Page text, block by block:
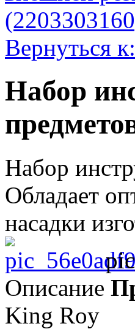
Вернуться
Набор
Набор
Обладает
насадки
Описание
King Roy